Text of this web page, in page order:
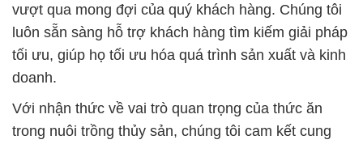
vượt qua mong đợi của quý khách hàng. Chúng tôi
luôn sẵn sàng hỗ trợ khách hàng tìm kiếm giải pháp
tối ưu, giúp họ tối ưu hóa quá trình sản xuất và kinh
doanh.
Với nhận thức về vai trò quan trọng của thức ăn
trong nuôi trồng thủy sản, chúng tôi cam kết cung